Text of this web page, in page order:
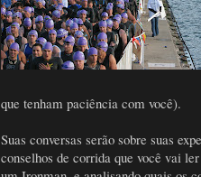
que tenham paciência com você).
Suas conversas serão sobre suas
conselhos de corrida que você vai